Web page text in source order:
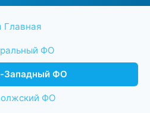
Главная
ФО
Западный ФО
ФО